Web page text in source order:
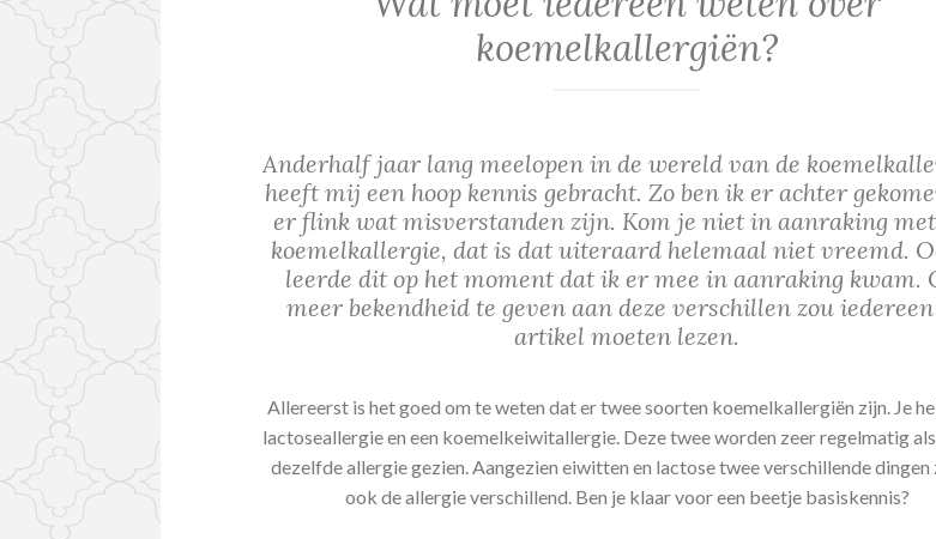
koemelkallergiën?
Anderhalf jaar lang meelopen in de wereld van de
heeft mij een hoop kennis gebracht. Zo ben ik er achter
er flink wat misverstanden zijn. Kom je niet in aanraking
koemelkallergie, dat is dat uiteraard helemaal niet vreemd.
leerde dit op het moment dat ik er mee in aanraking kwam.
meer bekendheid te geven aan deze verschillen zou
artikel moeten lezen.
Allereerst is het goed om te weten dat er twee soorten koemelkallergiën zijn. Je
lactoseallergie en een koemelkeiwitallergie. Deze twee worden zeer regelmatig als
dezelfde allergie gezien. Aangezien eiwitten en lactose twee verschillende dingen
ook de allergie verschillend. Ben je klaar voor een beetje basiskennis?